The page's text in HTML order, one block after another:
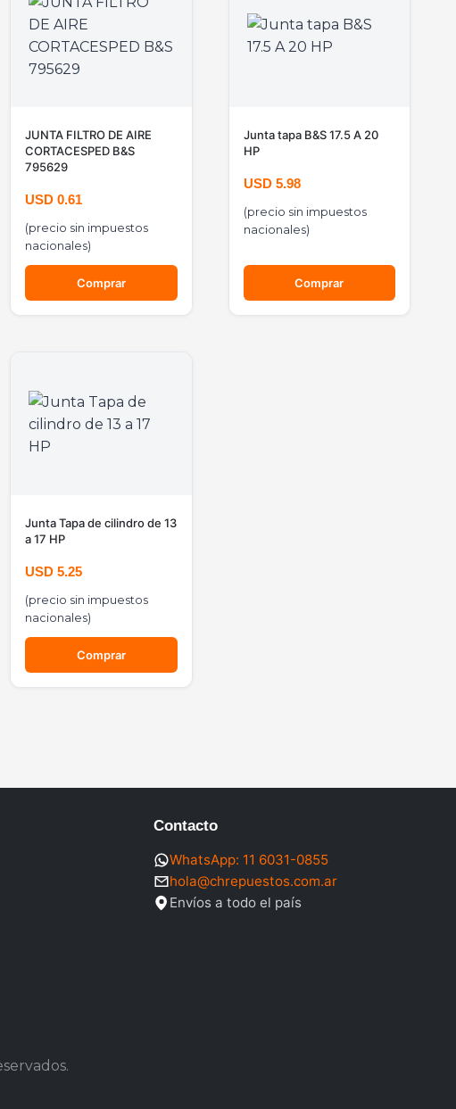
JUNTA FILTRO DE AIRE
CORTACESPED B&S
795629
USD0.61
(precio sin impuestos
nacionales)
Comprar
Junta tapa B&S 17.5 A 20
HP
USD 5.98
(precio sin impuestos
nacionales)
Comprar
Junta Tapa de cilindro de 13
a 17 HP
USD5.25
(precio sin impuestos
nacionales)
Comprar
Contacto
WhatsApp: 11 6031-0855
hola@chrepuestos.com.ar
Envíos a todo el país